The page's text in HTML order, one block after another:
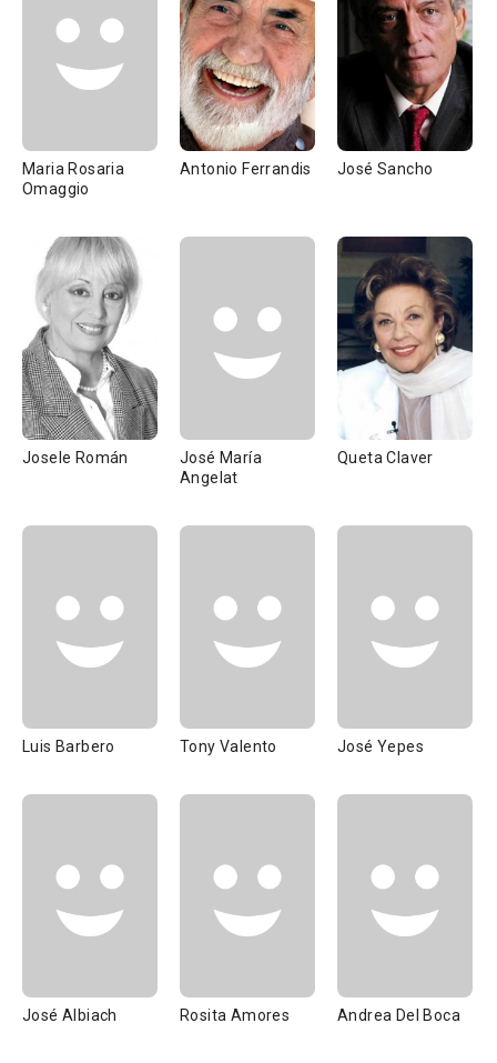
Maria Rosaria
Omaggio
Antonio Ferrandis José Sancho
Josele Román
José María
Angelat
Queta Claver
Luis Barbero Tony Valento José Yepes
José Albiach Rosita Amores Andrea Del Boca